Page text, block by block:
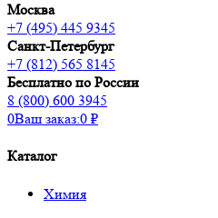
Москва
+7 (495) 445 9345
Санкт-Петербург
+7 (812) 565 8145
Бесплатно по России
8 (800) 600 3945
0Ваш заказ:0 ₽
Каталог
Химия